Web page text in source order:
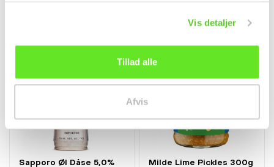
Vis detaljer
Tillad alle
Afvis
Sapporo Øl Dåse 5,0%
Milde Lime Pickles 300g